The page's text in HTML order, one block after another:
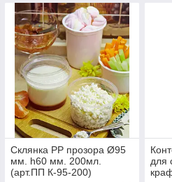
Склянка PP прозора Ø95
мм. h60 мм. 200мл.
(арт.ПП К-95-200)
для